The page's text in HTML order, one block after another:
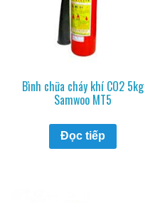
Bình chữa cháy khí CO2 5kg
Samwoo MT5
Đọc tiếp